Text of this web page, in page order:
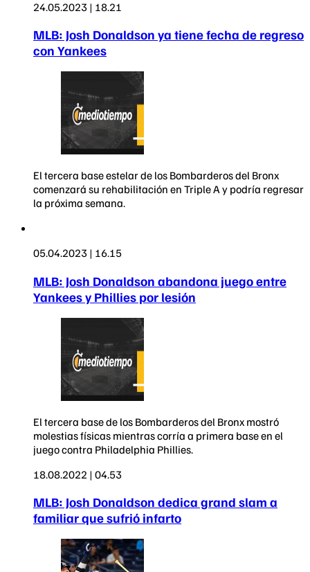
24.05.2023 | 18.21
MLB: Josh Donaldson ya tiene fecha de regreso
con Yankees
El tercera base estelar de los Bombarderos del Bronx
comenzará su rehabilitación en Triple A y podría regresar
la próxima semana.
05.04.2023 | 16.15
MLB: Josh Donaldson abandona juego entre
Yankees y Phillies por lesión
El tercera base de los Bombarderos del Bronx mostró
molestias físicas mientras corría a primera base en el
juego contra Philadelphia Phillies.
18.08.2022 | 04.53
MLB: Josh Donaldson dedica grand slam a
familiar que sufrió infarto